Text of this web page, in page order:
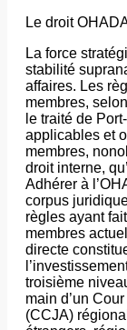
​Le droit
​La force
stabilité
affaires. Les
membres,
le traité de
applicables et
membres,
droit interne,
Adhérer à
corpus
règles ayant
membres
directe
troisième
main d’un
(CCJA)